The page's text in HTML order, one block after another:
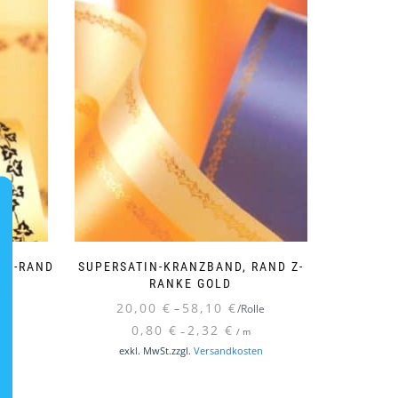
RAND
SUPERSATIN-KRANZBAND, RAND Z-
RANKE GOLD
20,00€ – 58,10€/Rolle
0,80 € – 2,32 € / m
exkl. MwSt.zzgl. VersandkostenDieses